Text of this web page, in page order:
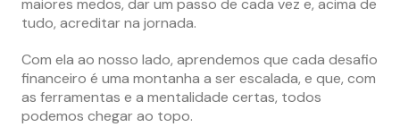
maiores medos, dar um passo de cada vez e, acima de
tudo, acreditar na jornada.
Com ela ao nosso lado, aprendemos que cada desafio
financeiro é uma montanha a ser escalada, e que, com
as ferramentas e a mentalidade certas, todos
podemos chegar ao topo.